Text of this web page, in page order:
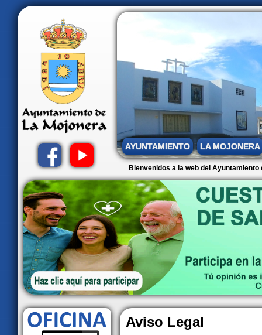
accesibilidad.
AYUNTAMIENTO LA MOJONERA
Bienvenidos a la web del Ayuntamiento
Aviso Legal